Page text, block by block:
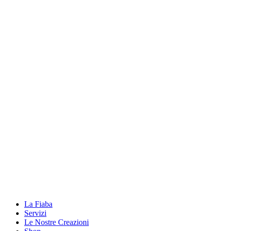
La Fiaba
Servizi
Le Nostre Creazioni